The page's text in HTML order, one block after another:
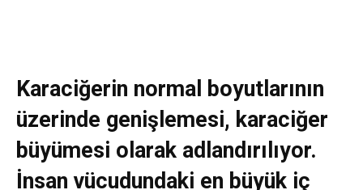
Karaciğerin normal boyutlarının
üzerinde genişlemesi, karaciğer
büyümesi olarak adlandırılıyor.
İnsan vücudundaki en büyük iç